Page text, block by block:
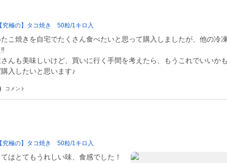
究極の】タコ焼き 50粒/1キロ入
こ焼きを自宅でたくさん食べたいと思って購入しましたが、他の冷
んも美味しいけど、買いに行く手間を考えたら、もうこれでいいか
入したいと思います♪
コメント
究極の】タコ焼き 50粒/1キロ入
はとてもうれしい味、食感でした！